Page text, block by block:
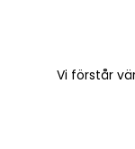
Vi förstår